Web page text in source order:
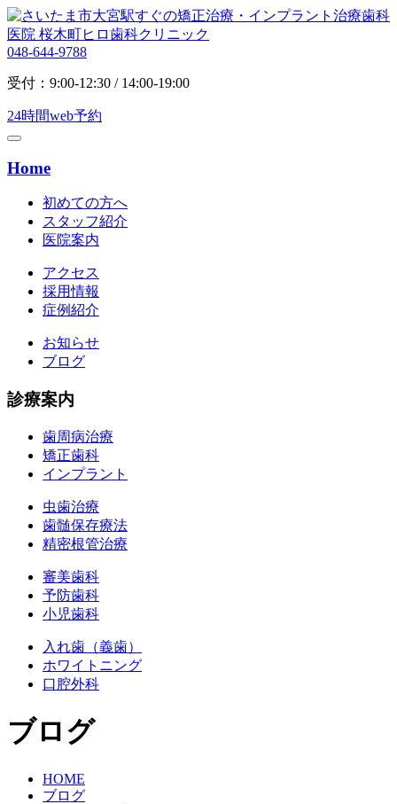
048-644-9788
受付：9:00-12:30 / 14:00-19:00
24時間web予約
Home
初めての方へ
スタッフ紹介
医院案内
アクセス
採用情報
症例紹介
お知らせ
ブログ
診療案内
歯周病治療
矯正歯科
インプラント
虫歯治療
歯髄保存療法
精密根管治療
審美歯科
予防歯科
小児歯科
入れ歯（義歯）
ホワイトニング
口腔外科
ブログ
HOME
ブログ